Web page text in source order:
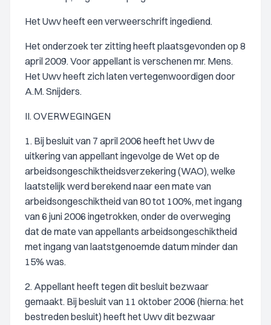
Het Uwv heeft een verweerschrift ingediend.
Het onderzoek ter zitting heeft plaatsgevonden op 8
april 2009. Voor appellant is verschenen mr. Mens.
Het Uwv heeft zich laten vertegenwoordigen door
A.M. Snijders.
II. OVERWEGINGEN
1. Bij besluit van 7 april 2006 heeft het Uwv de
uitkering van appellant ingevolge de Wet op de
arbeidsongeschiktheidsverzekering (WAO), welke
laatstelijk werd berekend naar een mate van
arbeidsongeschiktheid van 80 tot 100%, met ingang
van 6 juni 2006 ingetrokken, onder de overweging
dat de mate van appellants arbeidsongeschiktheid
met ingang van laatstgenoemde datum minder dan
15% was.
2. Appellant heeft tegen dit besluit bezwaar
gemaakt. Bij besluit van 11 oktober 2006 (hierna: het
bestreden besluit) heeft het Uwv dit bezwaar